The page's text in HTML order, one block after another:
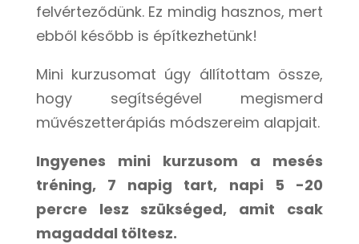
felvérteződünk. Ez mindig hasznos, mert
ebből később is építkezhetünk!
Mini kurzusomat úgy állítottam össze,
hogy segítségével megismerd
művészetterápiás módszereim alapjait.
Ingyenes mini kurzusom a mesés
tréning, 7 napig tart, napi 5 -20
percre lesz szükséged, amit csak
magaddal töltesz.